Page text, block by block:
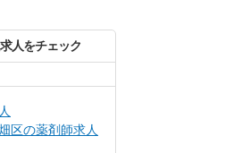
人をチェック
区の薬剤師求人